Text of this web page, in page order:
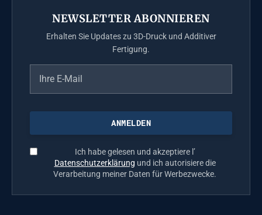
NEWSLETTER ABONNIEREN
Erhalten Sie Updates zu 3D-Druck und Additiver
Fertigung.
Ich habe gelesen und akzeptiere l’
Datenschutzerklärung und ich autorisiere die
Verarbeitung meiner Daten für Werbezwecke.